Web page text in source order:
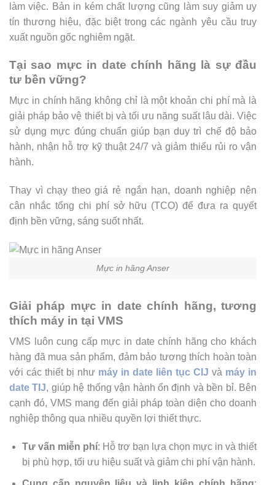
làm việc. Bản in kém chất lượng cũng làm suy giảm uy
tín thương hiệu, đặc biệt trong các ngành yêu cầu truy
xuất nguồn gốc nghiêm ngặt.
Tại sao mực in date chính hãng là sự đầu
tư bền vững?
Mực in chính hãng không chỉ là một khoản chi phí mà là
giải pháp bảo vệ thiết bị và tối ưu năng suất lâu dài. Việc
sử dụng mực đúng chuẩn giúp bạn duy trì chế độ bảo
hành, nhận hỗ trợ kỹ thuật 24/7 và giảm thiểu rủi ro vận
hành.
Thay vì chạy theo giá rẻ ngắn hạn, doanh nghiệp nên
cân nhắc tổng chi phí sở hữu (TCO) để đưa ra quyết
định bền vững, sáng suốt nhất.
Mực in hãng Anser
Giải pháp mực in date chính hãng, tương
thích máy in tại VMS
VMS luôn cung cấp mực in date chính hãng cho khách
hàng đã mua sản phẩm, đảm bảo tương thích hoàn toàn
với các thiết bị như máy in date liên tục CIJ và máy in
date TIJ, giúp hệ thống vận hành ổn định và bền bỉ. Bên
cạnh đó, VMS mang đến giải pháp toàn diện cho doanh
nghiệp thông qua nhiều quyền lợi thiết thực.
Tư vấn miễn phí: Hỗ trợ bạn lựa chọn mực in và thiết
bị phù hợp, tối ưu hiệu suất và giảm chi phí vận hành.